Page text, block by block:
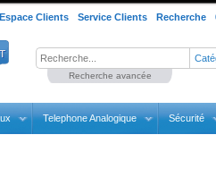
Espace Clients Service Clients Recherche
Recherche avancée
Telephone Analogique Sécurité